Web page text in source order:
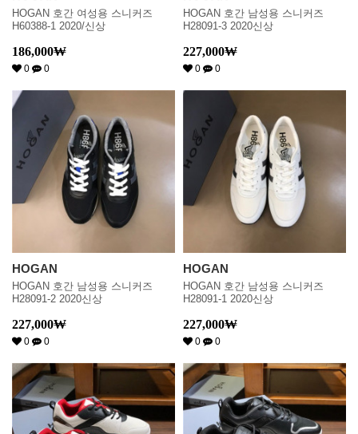
HOGAN 호간 여성용 스니커즈
H60388-1 2020/신상
186,000₩
0 0
HOGAN 호간 남성용 스니커즈
H28091-3 2020신상
227,000₩
0 0
HOGAN
HOGAN 호간 남성용 스니커즈
H28091-2 2020신상
227,000₩
0 0
HOGAN
HOGAN 호간 남성용 스니커즈
H28091-1 2020신상
227,000₩
0 0